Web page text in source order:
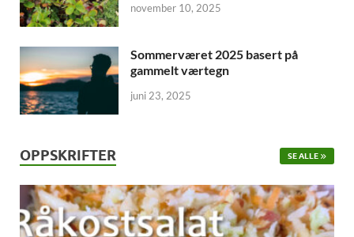
november 10, 2025
Sommerværet 2025 basert på
gammelt værtegn
juni 23, 2025
OPPSKRIFTER SE ALLE